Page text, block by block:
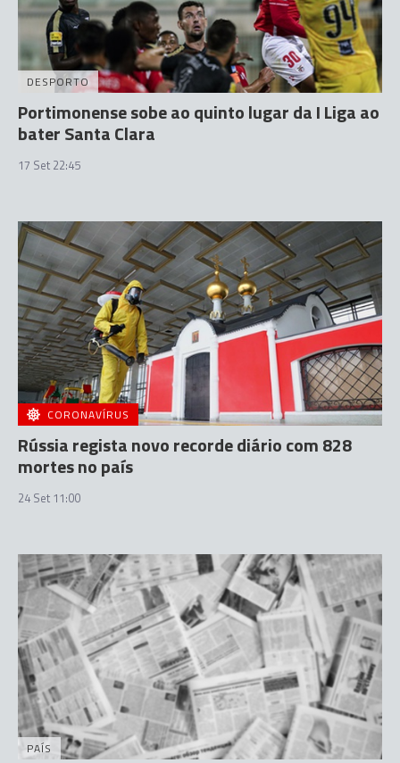
DESPORTO
Portimonense sobe ao quinto lugar da I Liga ao
bater Santa Clara
17 Set 22:45
CORONAVÍRUS
Rússia regista novo recorde diário com 828
mortes no país
24 Set 11:00
PAÍS